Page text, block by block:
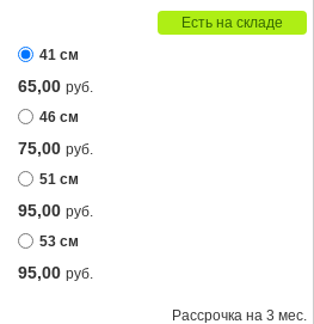
Есть на складе
41 см
65,00руб.
46 см
75,00руб.
51 см
95,00руб.
53 см
95,00руб.
Рассрочка на 3 мес.